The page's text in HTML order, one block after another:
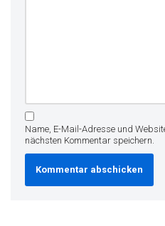
Name, E-Mail-Adresse und
nächsten Kommentar speichern.